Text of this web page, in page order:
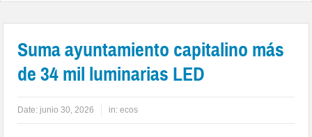
Suma ayuntamiento capitalino más
de 34 mil luminarias LED
Date: junio 30, 2026 in:ecos